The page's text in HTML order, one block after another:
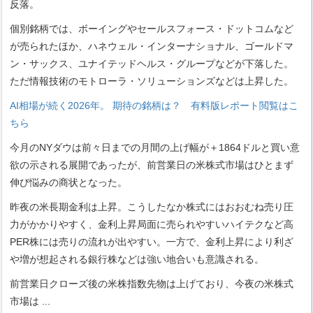
反落。
個別銘柄では、ボーイングやセールスフォース・ドットコムなど
が売られたほか、ハネウェル・インターナショナル、ゴールドマ
ン・サックス、ユナイテッドヘルス・グループなどが下落した。
ただ情報技術のモトローラ・ソリューションズなどは上昇した。
AI相場が続く2026年。 期待の銘柄は？ 有料版レポート閲覧はこ
ちら
今月のNYダウは前々日までの月間の上げ幅が＋1864ドルと買い意
欲の示される展開であったが、前営業日の米株式市場はひとまず
伸び悩みの商状となった。
昨夜の米長期金利は上昇。こうしたなか株式にはおおむね売り圧
力がかかりやすく、金利上昇局面に売られやすいハイテクなど高
PER株には売りの流れが出やすい。一方で、金利上昇により利ざ
や増が想起される銀行株などは強い地合いも意識される。
前営業日クローズ後の米株指数先物は上げており、今夜の米株式
市場は